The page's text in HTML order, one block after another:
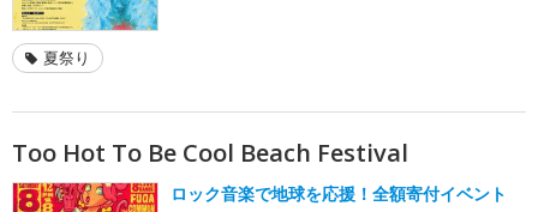
夏祭り
Too Hot To Be Cool Beach Festival
ロック音楽で地球を応援！全額寄付イベント